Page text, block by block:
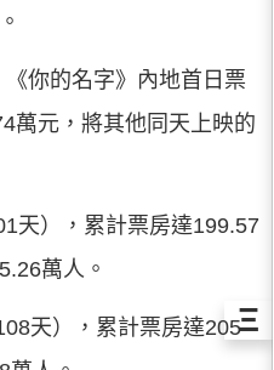
你的名字》內地首日票
萬元，將其他同天上映的
天），累計票房達199.57
萬人。
天），累計票房達205Ξ